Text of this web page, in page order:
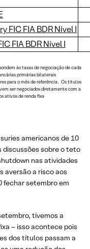
FIC FIA BDR Nível I
FIA BDR Nível I
às taxas de negociação de cada
primárias bilaterais
para o mês de referência. Os títulos
ser negociados diretamente com a
ativos de renda fixa
americanos de 10
discussões sobre o teto
nas atividades
aversão a risco aos
fechar setembro em
tivemos a
– isso acontece pois
dos títulos passam a